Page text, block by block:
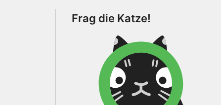
Frag die Katze!